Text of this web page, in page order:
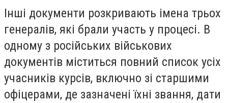
Інші документи розкривають імена трьох
генералів, які брали участь у процесі. В
одному з російських військових
документів міститься повний список усіх
учасників курсів, включно зі старшими
офіцерами, де зазначені їхні звання, дати